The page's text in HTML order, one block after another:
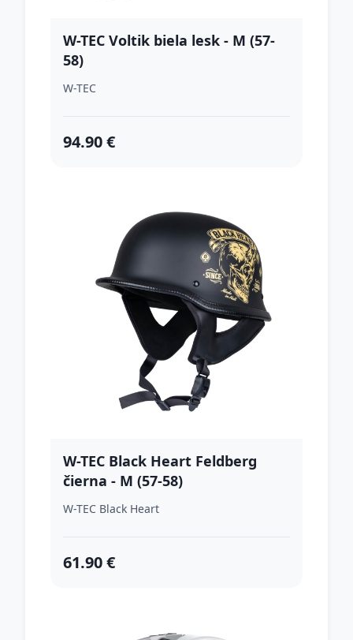
W-TEC Voltik biela lesk - M (57-
58)
W-TEC
94.90 €
W-TEC Black Heart Feldberg
čierna - M (57-58)
W-TEC Black Heart
61.90 €